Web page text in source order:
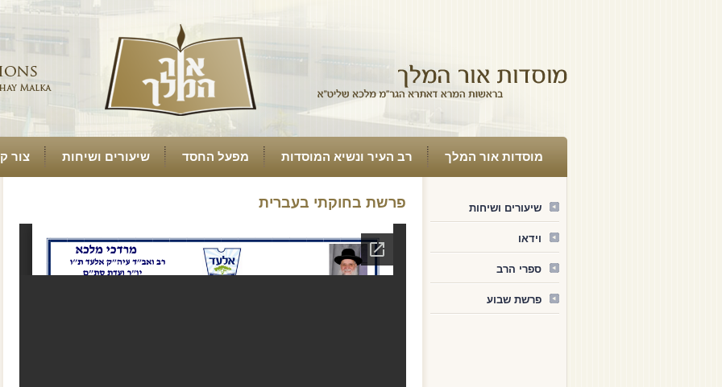
מוסדות אור המלך רב העיר ונשיא המוסדות מפעל החסד שיעורים ושיחות צור
שיעורים ושיחות
וידאו
ספרי הרב
פרשת שבוע
פרשת בחוקתי בעברית